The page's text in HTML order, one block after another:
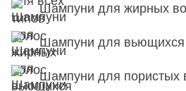
Шампуни для жирных
Шампуни для вьющихся
Шампуни для пористых